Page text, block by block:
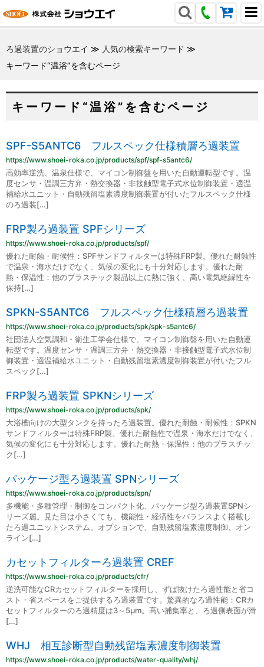
ろ過装置のショウエイ ≫ 人気の検索キーワード ≫
キーワード“温浴”を含むページ
キーワード“温浴”を含むページ
SPF-S5ANTC6 フルスペック仕様積層ろ過装置
https://www.shoei-roka.co.jp/products/spf/spf-s5antc6/
高効率逆洗、温泉仕様で、マイコン制御盤を用いた自動運転型です。温
度センサ・温調三方弁・熱交換器・非接触型電子式水位制御装置・適温
補給水ユニット・自動残留塩素濃度制御装置が付いたフルスペック仕様
のろ過装[…]
FRP製ろ過装置 SPFシリーズ
https://www.shoei-roka.co.jp/products/spf/
優れた耐蝕・耐候性：SPFサンドフィルターは特殊FRP製。優れた耐蝕性
で温泉・海水だけでなく、気候の変化にも十分対応します。優れた耐
熱・保温性：他のプラスチック製品以上に熱に強く、高い電気絶縁性を
保持[…]
SPKN-S5ANTC6 フルスペック仕様積層ろ過装置
https://www.shoei-roka.co.jp/products/spk/spk-s5antc6/
社団法人空気調和・衛生工学会仕様で、マイコン制御盤を用いた自動運
転型です。温度センサ・温調三方弁・熱交換器・非接触型電子式水位制
御装置・適温補給水ユニット・自動残留塩素濃度制御装置が付いたフル
スペック[…]
FRP製ろ過装置 SPKNシリーズ
https://www.shoei-roka.co.jp/products/spk/
大浴槽向けの大型タンクを持ったろ過装置。優れた耐蝕・耐候性：SPKN
サンドフィルターは特殊FRP製。優れた耐蝕性で温泉・海水だけでなく、
気候の変化にも十分対応します。優れた耐熱・保温性：他のプラスチッ
ク[…]
パッケージ型ろ過装置 SPNシリーズ
https://www.shoei-roka.co.jp/products/spn/
多機能・多種管理・制御をコンパクト化、パッケージ型ろ過装置SPNシ
リーズ麗。見た目は小さくても、機能性・経済性をバランスよく搭載し
たろ過ユニットシステム。オプションで、自動残留塩素濃度制御、オン
ライン[…]
カセットフィルターろ過装置 CREF
https://www.shoei-roka.co.jp/products/cfr/
逆洗可能なCRカセットフィルターを採用し、ずば抜けたろ過性能と省コ
スト・省スペースをご提供するろ過装置です。驚異的なろ過性能：CRカ
セットフィルターのろ過精度は3～5μm。高い捕集率と、ろ過側表面が滑
[…]
WHJ 相互診断型自動残留塩素濃度制御装置
https://www.shoei-roka.co.jp/products/water-quality/whj/